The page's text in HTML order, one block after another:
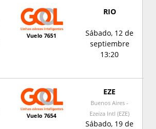
Vuelo 7651
RIO
Sábado, 12 de
septiembre
13:20
Vuelo 7654
EZE
Buenos Aires -
Ezeiza Intl (EZE)
Sábado, 19 de